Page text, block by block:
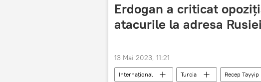
Erdogan a criticat
atacurile la adresa Rusiei
13 Mai 2023, 11:21
Internațional Turcia Recep